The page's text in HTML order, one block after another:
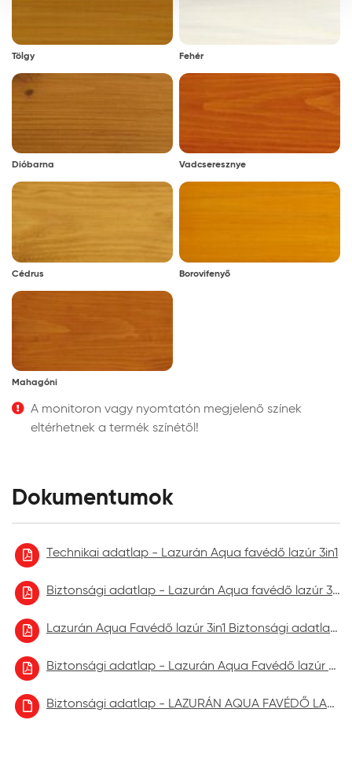
Tölgy Fehér
Dióbarna Vadcseresznye
Cédrus Borovifenyő
Mahagóni
A monitoron vagy nyomtatón megjelenő színek
eltérhetnek a termék színétől!
Dokumentumok
Technikai adatlap - Lazurán Aqua favédő lazúr 3in1
Biztonsági adatlap - Lazurán Aqua favédő lazúr 3in1 2023.01
Lazurán Aqua Favédő lazúr 3in1 Biztonsági adatlap 2023.09.
Biztonsági adatlap - Lazurán Aqua Favédő lazúr 3in1 2024.03.
Biztonsági adatlap - LAZURÁN AQUA FAVÉDŐ LAZÚR aktuális